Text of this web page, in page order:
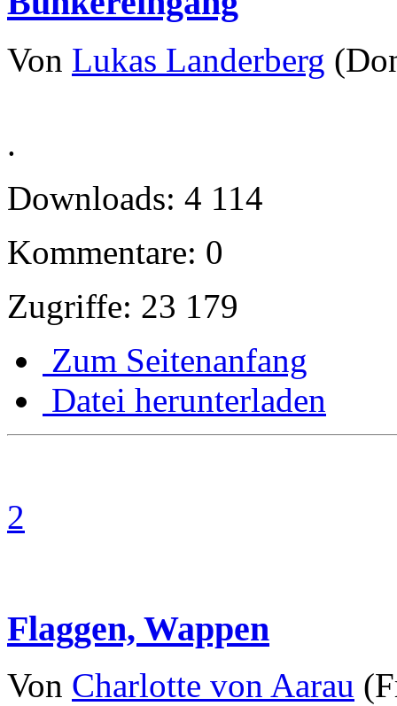
Von Lukas Landerberg
.
Downloads: 4 114
Kommentare: 0
Zugriffe: 23 179
Zum Seitenanfang
Datei herunterladen
2
Flaggen, Wappen
Von Charlotte von Aarau